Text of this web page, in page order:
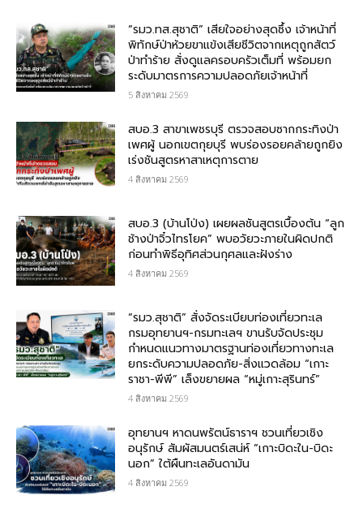
“รมว.ทส.สุชาติ” เสียใจอย่างสุดซึ้ง เจ้าหน้าที่
พิทักษ์ป่าห้วยขาแข้งเสียชีวิตจากเหตุถูกสัตว์
ป่าทำร้าย สั่งดูแลครอบครัวเต็มที่ พร้อมยก
ระดับมาตรการความปลอดภัยเจ้าหน้าที่
5 สิงหาคม 2569
สบอ.3 สาขาเพชรบุรี ตรวจสอบซากกระทิงป่า
เพศผู้ นอกเขตกุยบุรี พบร่องรอยคล้ายถูกยิง
เร่งชันสูตรหาสาเหตุการตาย
4 สิงหาคม 2569
สบอ.3 (บ้านโป่ง) เผยผลชันสูตรเบื้องต้น “ลูก
ช้างป่าจิ๋วไทรโยค” พบอวัยวะภายในผิดปกติ
ก่อนทำพิธีอุทิศส่วนกุศลและฝังร่าง
4 สิงหาคม 2569
“รมว.สุชาติ” สั่งจัดระเบียบท่องเที่ยวทะเล
กรมอุทยานฯ-กรมทะเลฯ ขานรับจัดประชุม
กำหนดแนวทางมาตรฐานท่องเที่ยวทางทะเล
ยกระดับความปลอดภัย-สิ่งแวดล้อม “เกาะ
ราชา-พีพี” เล็งขยายผล “หมู่เกาะสุรินทร์”
4 สิงหาคม 2569
อุทยานฯ หาดนพรัตน์ธาราฯ ชวนเที่ยวเชิง
อนุรักษ์ สัมผัสมนตร์เสน่ห์ “เกาะบิดะใน-บิดะ
นอก” ใต้ผืนทะเลอันดามัน
4 สิงหาคม 2569